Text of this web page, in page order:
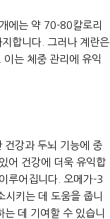
에는 약 70-80칼로리
합니다. 그러나 계란은
는 체중 관리에 유익
건강과 두뇌 기능에 중
어 건강에 더욱 유익합
루어집니다. 오메가-3
키는 데 도움을 줍니
데 기여할 수 있습니